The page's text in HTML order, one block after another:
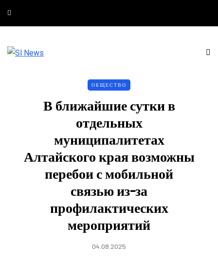
ОБЩЕСТВО
В ближайшие сутки в
отдельных
муниципалитетах
Алтайского края возможны
перебои с мобильной
связью из-за
профилактических
мероприятий
04.08.2025